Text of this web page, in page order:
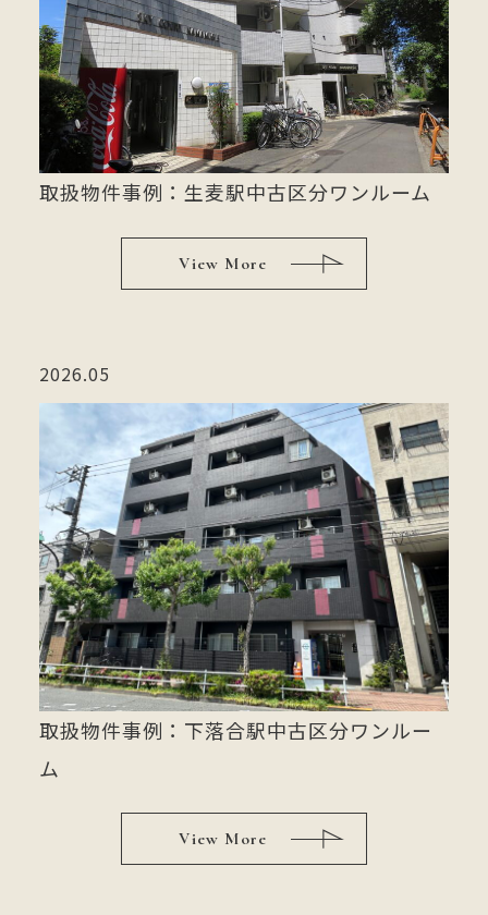
取扱物件事例：生麦駅中古区分ワンルーム
View More
2026.05
取扱物件事例：下落合駅中古区分ワンルー
ム
View More